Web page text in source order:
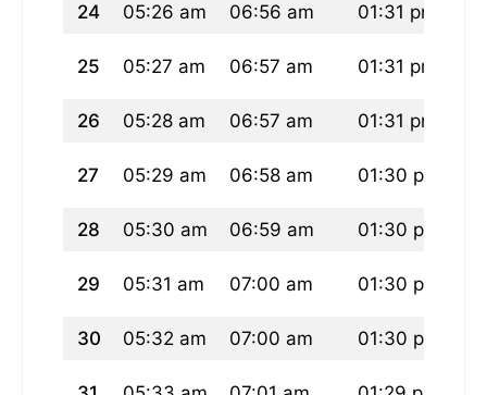
24 05:26 am 06:56 am 01:31 pm
25 05:27 am 06:57 am 01:31 pm
26 05:28 am 06:57 am 01:31 pm
27 05:29 am 06:58 am 01:30 pm
28 05:30 am 06:59 am 01:30 pm
29 05:31 am 07:00 am 01:30 pm
30 05:32 am 07:00 am 01:30 pm